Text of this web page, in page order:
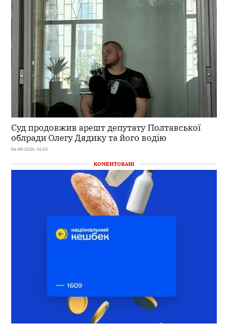
Суд продовжив арешт депутату Полтавської
облради Олегу Дядику та його водію
06-08-2026, 16:55
КОМЕНТОВАНІ